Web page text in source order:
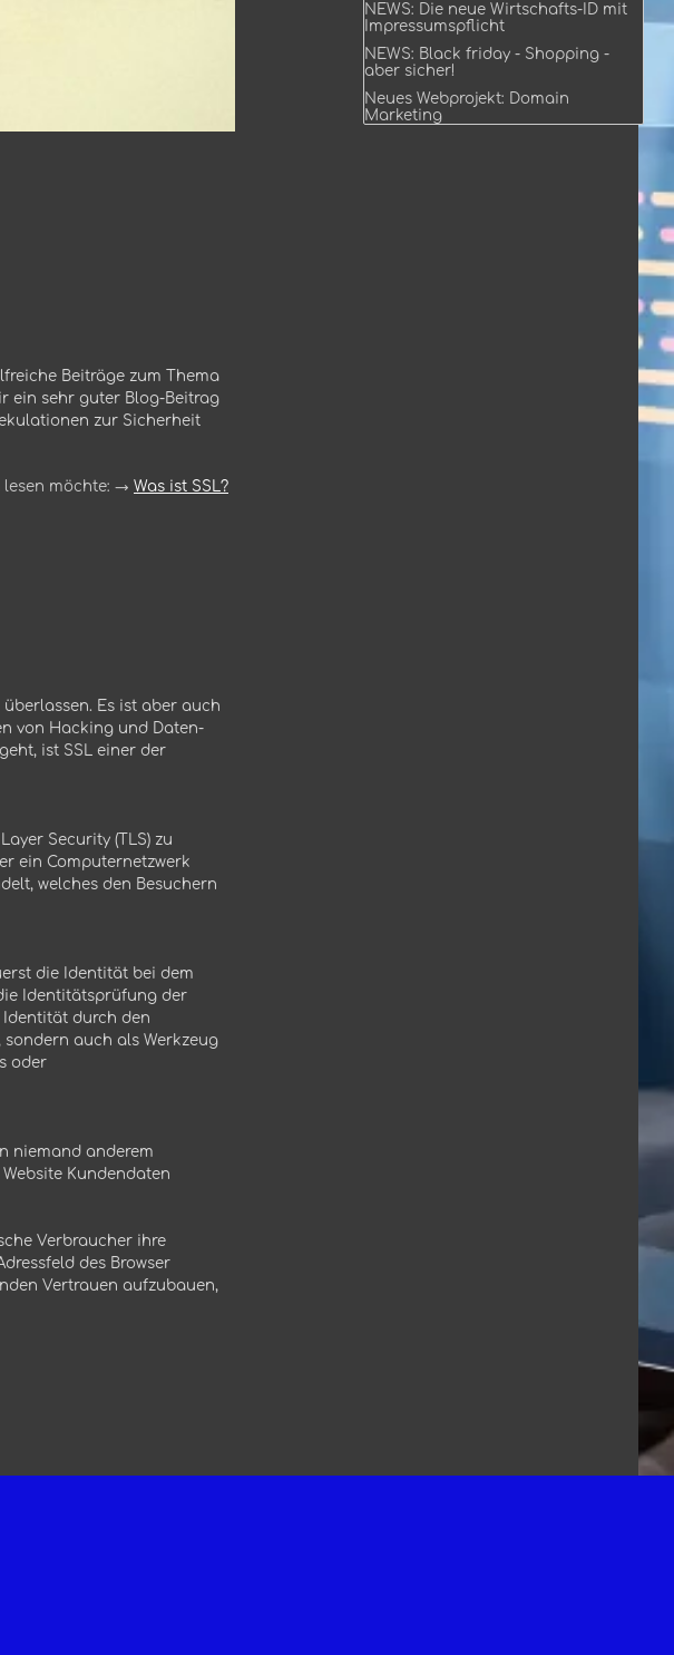
Beiträge zum Thema
ein sehr guter Blog-Beitrag
zur Sicherheit
lesen möchte: → Was ist SSL?
Es ist aber auch
von Hacking und Daten-
ist SSL einer der
Security (TLS) zu
ein Computernetzwerk
welches den Besuchern
die Identität bei dem
Identitätsprüfung der
Identität durch den
auch als Werkzeug
oder
niemand anderem
Kundendaten
Verbraucher ihre
des Browser
Vertrauen aufzubauen,
NEWS: Die neue Wirtschafts-ID mit
Impressumspflicht
NEWS: Black friday - Shopping -
aber sicher!
Neues Webprojekt: Domain
Marketing